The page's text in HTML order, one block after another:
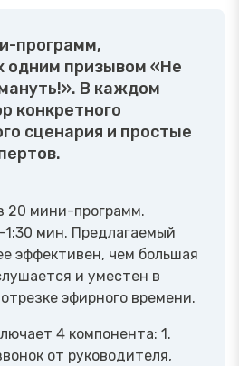
программ,
одним призывом «Не
В каждом
конкретного
сценария и простые
20 мини-программ.
мин. Предлагаемый
эффективен, чем большая
и уместен в
эфирного времени.
4 компонента: 1.
от руководителя,